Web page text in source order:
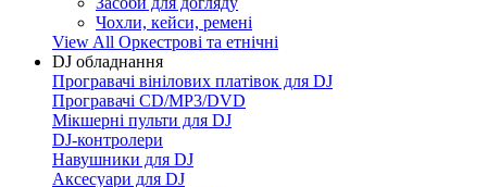
Чохли, кейси, ремені
View All Оркестрові та етнічні
DJ обладнання
Програвачі вінілових платівок для DJ
Програвачі CD/MP3/DVD
Мікшерні пульти для DJ
DJ-контролери
Навушники для DJ
Аксесуари для DJ